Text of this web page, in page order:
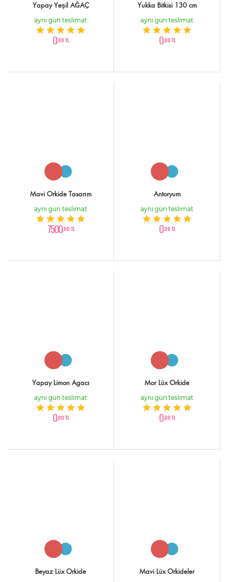
Yapay Yeşil AĞAÇ
aynı gün teslimat
0,00 TL
Yukka Bitkisi 130 cm
aynı gün teslimat
0,00 TL
Mavi Orkide Tasarım
aynı gün teslimat
7500,00 TL
Antoryum
aynı gün teslimat
0,00 TL
Yapay Limon Agacı
aynı gün teslimat
0,00 TL
Mor Lüx Orkide
aynı gün teslimat
0,00 TL
Beyaz Lüx Orkide Mavi Lüx Orkideler